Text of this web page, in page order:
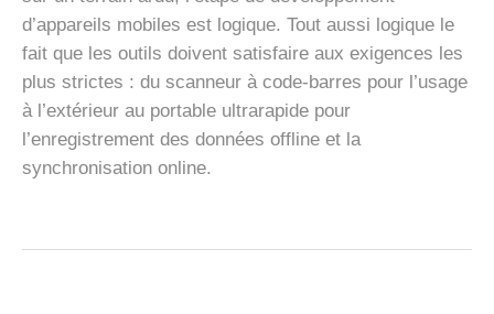
d’appareils mobiles est logique. Tout aussi logique le
fait que les outils doivent satisfaire aux exigences les
plus strictes : du scanneur à code-barres pour l’usage
à l’extérieur au portable ultrarapide pour
l’enregistrement des données offline et la
synchronisation online.